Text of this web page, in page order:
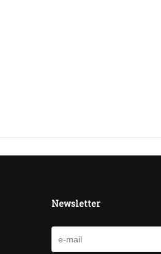
Newsletter